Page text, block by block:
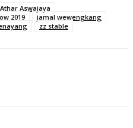
Athar Aswajaya
2019
jamal wewengkang
zz stable